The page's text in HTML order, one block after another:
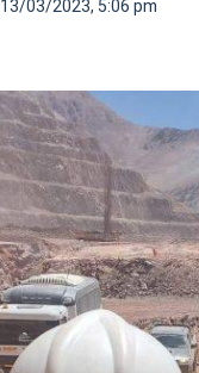
13/03/2023, 5:06 pm